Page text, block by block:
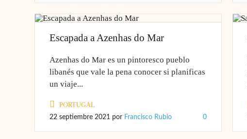
Escapada a Azenhas do Mar
Azenhas do Mar es un pintoresco pueblo
libanés que vale la pena conocer si planificas
un viaje...
PORTUGAL
22 septiembre 2021 por Francisco Rubio 0